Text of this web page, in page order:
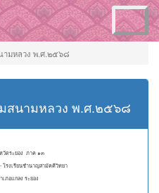
Toggle
navigation
ามหลวง พ.ศ.๒๕๖๘
สนามหลวง พ.ศ.๒๕๖๘
วัดระยอง ภาค ๑๓
รงเรียนชำนาญสามัคคีวิทยา
ภอแกลง ระยอง